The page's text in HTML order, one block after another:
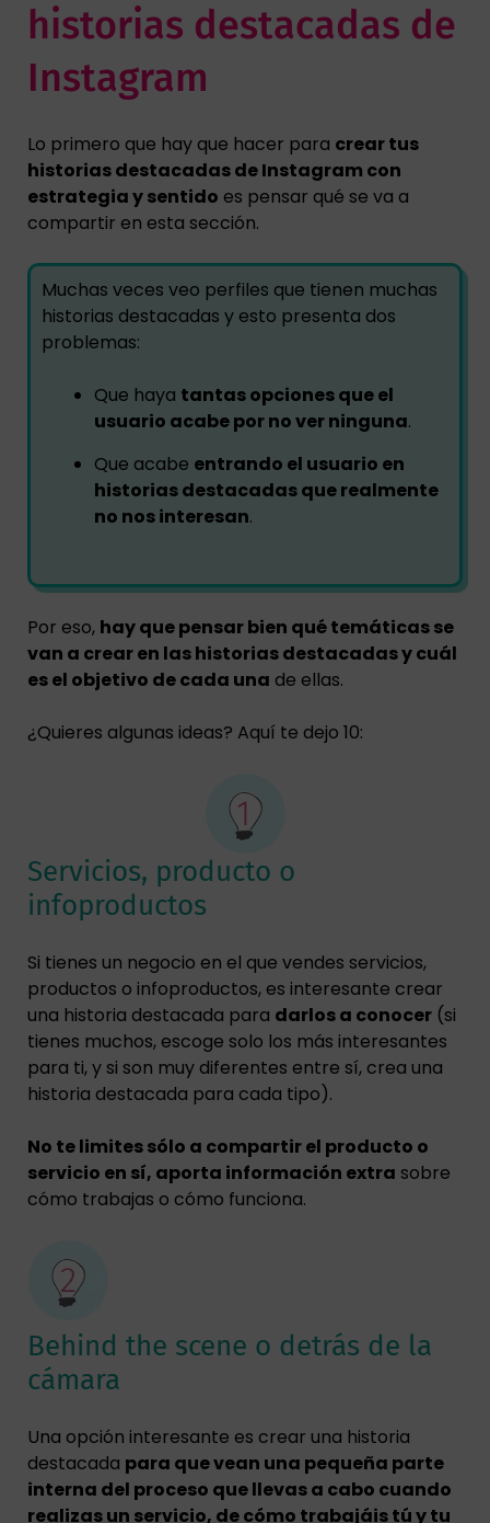
historias destacadas de
Instagram
Lo primero que hay que hacer para crear tus
historias destacadas de Instagram con
estrategia y sentido es pensar qué se va a
compartir en esta sección.
Muchas veces veo perfiles que tienen muchas
historias destacadas y esto presenta dos
problemas:
Que haya tantas opciones que el
usuario acabe por no ver ninguna.
Que acabe entrando el usuario en
historias destacadas que realmente
no nos interesan.
Por eso, hay que pensar bien qué temáticas se
van a crear en las historias destacadas y cuál
es el objetivo de cada una de ellas.
¿Quieres algunas ideas? Aquí te dejo 10:
Servicios, producto o
infoproductos
Si tienes un negocio en el que vendes servicios,
productos o infoproductos, es interesante crear
una historia destacada para darlos a conocer (si
tienes muchos, escoge solo los más interesantes
para ti, y si son muy diferentes entre sí, crea una
historia destacada para cada tipo).
No te limites sólo a compartir el producto o
servicio en sí, aporta información extra sobre
cómo trabajas o cómo funciona.
Behind the scene o detrás de la
cámara
Una opción interesante es crear una historia
destacada para que vean una pequeña parte
interna del proceso que llevas a cabo cuando
realizas un servicio, de cómo trabajáis tú y tu